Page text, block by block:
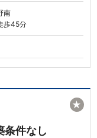
南
歩45分
件なし
★